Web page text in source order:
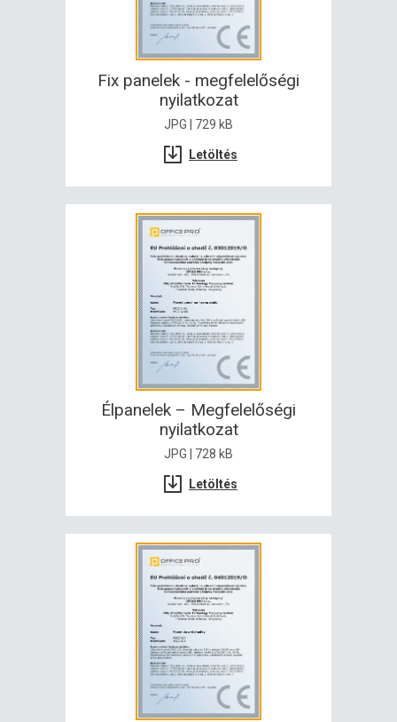
Fix panelek - megfelelőségi
nyilatkozat
JPG | 729 kB
Letöltés
Élpanelek – Megfelelőségi
nyilatkozat
JPG | 728 kB
Letöltés